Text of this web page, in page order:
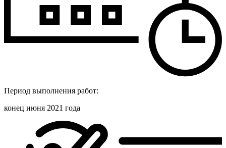
Период выполнения работ:
конец июня 2021 года